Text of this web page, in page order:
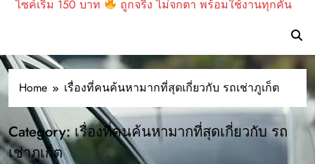
ไซค์เริ่ม 150 บาท
ถูกจริง ไม่จกตา พร้อมใช้งานทุกคัน
Home เรื่องที่คนค้นหามากที่สุดเกี่ยวกับ รถเช่าภูเก็ต
Category:เรื่องที่คนค้นหามากที่สุดเกี่ยวกับ รถ
เช่าภูเก็ต